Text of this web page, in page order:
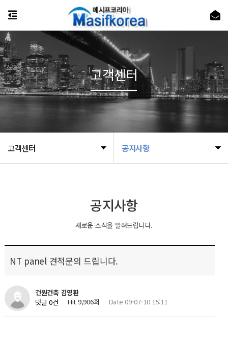
고객센터 공지사항
고객센터
공지사항
새로운 소식을 알려드립니다.
NT panel 견적문의 드립니다.
건원건축 김영환
댓글 0건
Hit 9,906회 Date 09-07-10 15:11